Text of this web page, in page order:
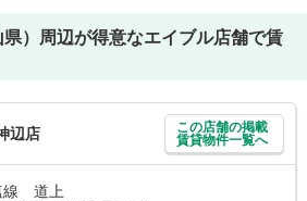
）
周辺が得意なエイブル店舗で賃
辺店
この店舗の掲載
賃貸物件一覧へ
線 道上